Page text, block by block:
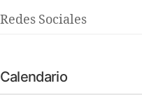
Redes Sociales
Calendario